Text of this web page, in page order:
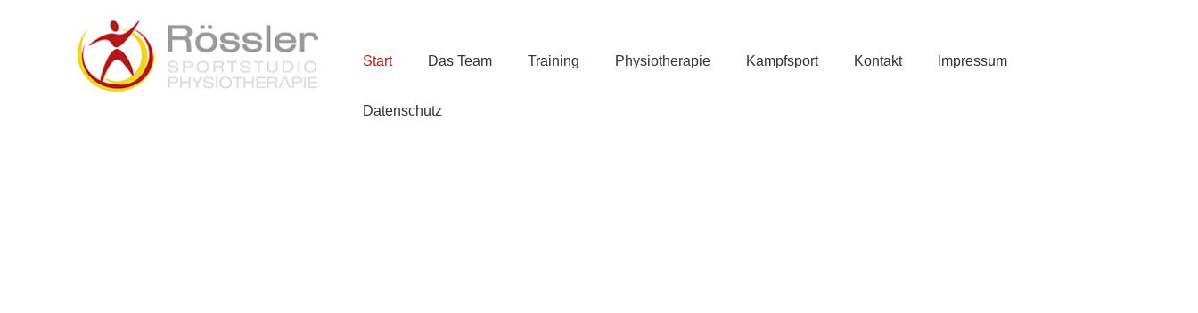
Start Das Team Training Physiotherapie Kampfsport Kontakt Impressum
Datenschutz
SPORTSTUDIO RÖSSLER